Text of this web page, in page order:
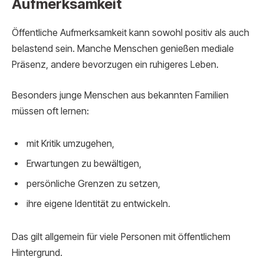
Aufmerksamkeit
Öffentliche Aufmerksamkeit kann sowohl positiv als auch
belastend sein. Manche Menschen genießen mediale
Präsenz, andere bevorzugen ein ruhigeres Leben.
Besonders junge Menschen aus bekannten Familien
müssen oft lernen:
mit Kritik umzugehen,
Erwartungen zu bewältigen,
persönliche Grenzen zu setzen,
ihre eigene Identität zu entwickeln.
Das gilt allgemein für viele Personen mit öffentlichem
Hintergrund.